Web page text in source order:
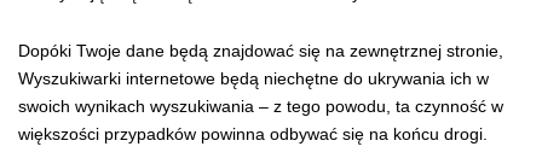
Dopóki Twoje dane będą znajdować się na zewnętrznej stronie,
Wyszukiwarki internetowe będą niechętne do ukrywania ich w
swoich wynikach wyszukiwania – z tego powodu, ta czynność w
większości przypadków powinna odbywać się na końcu drogi.